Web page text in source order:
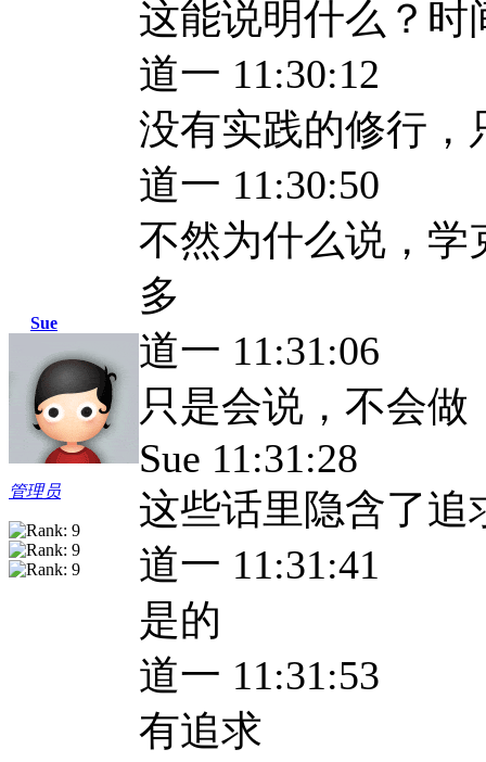
Sue
管理员
这能说明什么？时
道一 11:30:12
没有实践的修行，
道一 11:30:50
不然为什么说，学
多
道一 11:31:06
只是会说，不会做
Sue 11:31:28
这些话里隐含了追
道一 11:31:41
是的
道一 11:31:53
有追求